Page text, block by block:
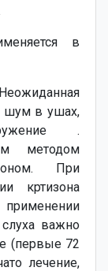
в
шум в ушах,
.
методом
При
кртизона
важно
(первые 72
лечение,